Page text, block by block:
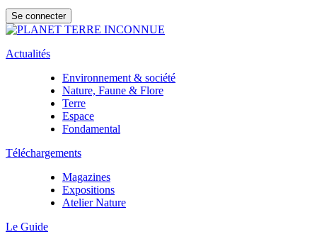
Actualités
Environnement & société
Nature, Faune & Flore
Terre
Espace
Fondamental
Téléchargements
Magazines
Expositions
Atelier Nature
Le Guide